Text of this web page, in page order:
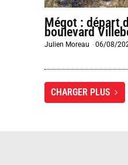
Mégot : départ
boulevard
Julien Moreau -06/08/
CHARGER PLUS